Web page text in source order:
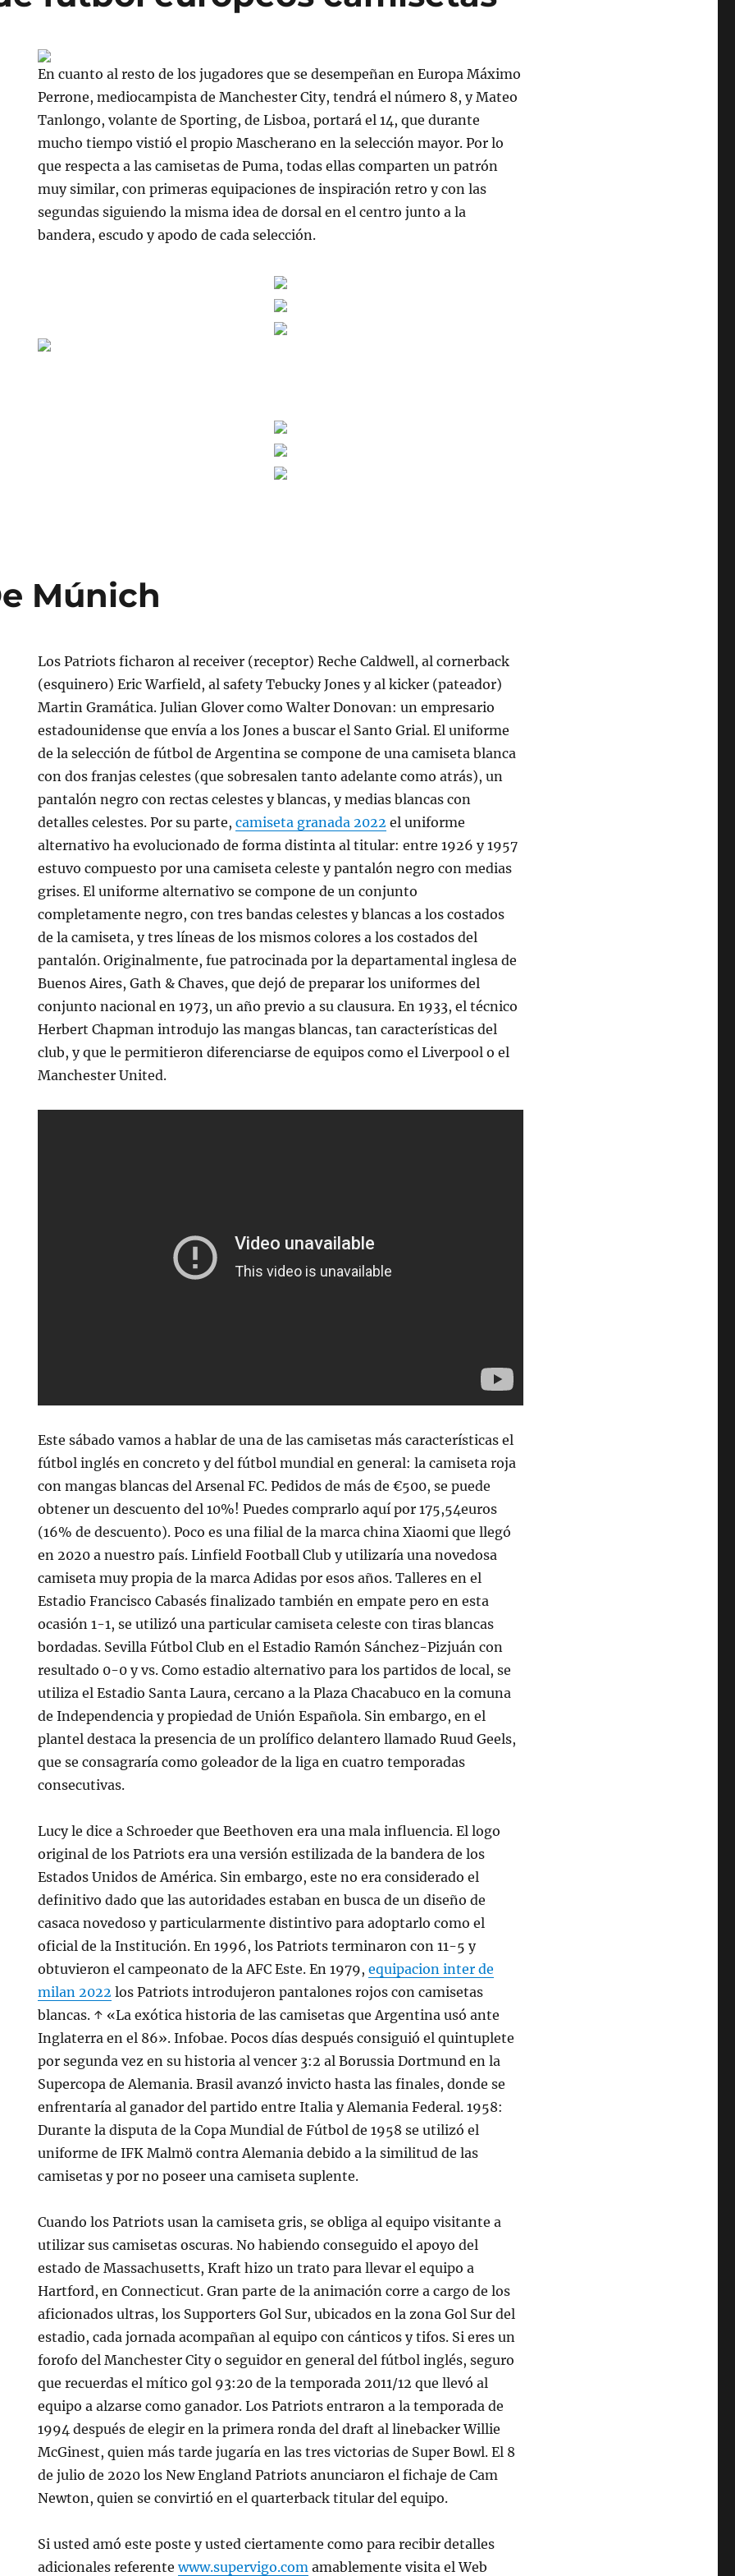
En cuanto al resto de los jugadores que se desempeñan en Europa Máximo
Perrone, mediocampista de Manchester City, tendrá el número 8, y Mateo
Tanlongo, volante de Sporting, de Lisboa, portará el 14, que durante
mucho tiempo vistió el propio Mascherano en la selección mayor. Por lo
que respecta a las camisetas de Puma, todas ellas comparten un patrón
muy similar, con primeras equipaciones de inspiración retro y con las
segundas siguiendo la misma idea de dorsal en el centro junto a la
bandera, escudo y apodo de cada selección.
Múnich
Los Patriots ficharon al receiver (receptor) Reche Caldwell, al cornerback
(esquinero) Eric Warfield, al safety Tebucky Jones y al kicker (pateador)
Martin Gramática. Julian Glover como Walter Donovan: un empresario
estadounidense que envía a los Jones a buscar el Santo Grial. El uniforme
de la selección de fútbol de Argentina se compone de una camiseta blanca
con dos franjas celestes (que sobresalen tanto adelante como atrás), un
pantalón negro con rectas celestes y blancas, y medias blancas con
detalles celestes. Por su parte,camiseta granada 2022 el uniforme
alternativo ha evolucionado de forma distinta al titular: entre 1926 y 1957
estuvo compuesto por una camiseta celeste y pantalón negro con medias
grises. El uniforme alternativo se compone de un conjunto
completamente negro, con tres bandas celestes y blancas a los costados
de la camiseta, y tres líneas de los mismos colores a los costados del
pantalón. Originalmente, fue patrocinada por la departamental inglesa de
Buenos Aires, Gath & Chaves, que dejó de preparar los uniformes del
conjunto nacional en 1973, un año previo a su clausura. En 1933, el técnico
Herbert Chapman introdujo las mangas blancas, tan características del
club, y que le permitieron diferenciarse de equipos como el Liverpool o el
Manchester United.
Este sábado vamos a hablar de una de las camisetas más características el
fútbol inglés en concreto y del fútbol mundial en general: la camiseta roja
con mangas blancas del Arsenal FC. Pedidos de más de €500, se puede
obtener un descuento del 10%! Puedes comprarlo aquí por 175,54euros
(16% de descuento). Poco es una filial de la marca china Xiaomi que llegó
en 2020 a nuestro país. Linfield Football Club y utilizaría una novedosa
camiseta muy propia de la marca Adidas por esos años. Talleres en el
Estadio Francisco Cabasés finalizado también en empate pero en esta
ocasión 1-1, se utilizó una particular camiseta celeste con tiras blancas
bordadas. Sevilla Fútbol Club en el Estadio Ramón Sánchez-Pizjuán con
resultado 0-0 y vs. Como estadio alternativo para los partidos de local, se
utiliza el Estadio Santa Laura, cercano a la Plaza Chacabuco en la comuna
de Independencia y propiedad de Unión Española. Sin embargo, en el
plantel destaca la presencia de un prolífico delantero llamado Ruud Geels,
que se consagraría como goleador de la liga en cuatro temporadas
consecutivas.
Lucy le dice a Schroeder que Beethoven era una mala influencia. El logo
original de los Patriots era una versión estilizada de la bandera de los
Estados Unidos de América. Sin embargo, este no era considerado el
definitivo dado que las autoridades estaban en busca de un diseño de
casaca novedoso y particularmente distintivo para adoptarlo como el
oficial de la Institución. En 1996, los Patriots terminaron con 11-5 y
obtuvieron el campeonato de la AFC Este. En 1979,equipacion inter de
milan 2022 los Patriots introdujeron pantalones rojos con camisetas
blancas. ↑ «La exótica historia de las camisetas que Argentina usó ante
Inglaterra en el 86». Infobae. Pocos días después consiguió el quintuplete
por segunda vez en su historia al vencer 3:2 al Borussia Dortmund en la
Supercopa de Alemania. Brasil avanzó invicto hasta las finales, donde se
enfrentaría al ganador del partido entre Italia y Alemania Federal. 1958:
Durante la disputa de la Copa Mundial de Fútbol de 1958 se utilizó el
uniforme de IFK Malmö contra Alemania debido a la similitud de las
camisetas y por no poseer una camiseta suplente.
Cuando los Patriots usan la camiseta gris, se obliga al equipo visitante a
utilizar sus camisetas oscuras. No habiendo conseguido el apoyo del
estado de Massachusetts, Kraft hizo un trato para llevar el equipo a
Hartford, en Connecticut. Gran parte de la animación corre a cargo de los
aficionados ultras, los Supporters Gol Sur, ubicados en la zona Gol Sur del
estadio, cada jornada acompañan al equipo con cánticos y tifos. Si eres un
forofo del Manchester City o seguidor en general del fútbol inglés, seguro
que recuerdas el mítico gol 93:20 de la temporada 2011/12 que llevó al
equipo a alzarse como ganador. Los Patriots entraron a la temporada de
1994 después de elegir en la primera ronda del draft al linebacker Willie
McGinest, quien más tarde jugaría en las tres victorias de Super Bowl. El 8
de julio de 2020 los New England Patriots anunciaron el fichaje de Cam
Newton, quien se convirtió en el quarterback titular del equipo.
Si usted amó este poste y usted ciertamente como para recibir detalles
adicionales referentewww.supervigo.com amablemente visita el Web